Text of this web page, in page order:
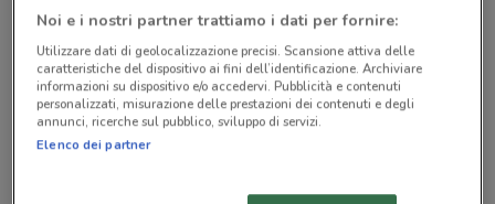
© MapTiler© OpenStreetMap contributors
Corso Acqui, 281 Alessandria
2.7 km
APERTO
Via Postumia, 26 Tortona
Noi e i nostri partner trattiamo i dati per fornire:
Utilizzare dati di geolocalizzazione precisi. Scansione attiva delle
caratteristiche del dispositivo ai fini dell’identificazione. Archiviare
informazioni su dispositivo e/o accedervi. Pubblicità e contenuti
personalizzati, misurazione delle prestazioni dei contenuti e degli
annunci, ricerche sul pubblico, sviluppo di servizi.
Elenco dei partner